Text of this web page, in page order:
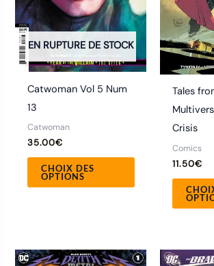
EN RUPTURE DE STOCK
Catwoman Vol 5 Num
13
Catwoman
35.00€
CHOIX DES
OPTIONS
peuvent
être
choisies
sur
Tales
Crisis
Comics
11.50€
Ce